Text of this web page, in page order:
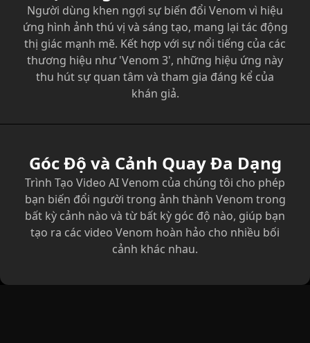
Người dùng khen ngợi sự biến đổi Venom vì hiệu
ứng hình ảnh thú vị và sáng tạo, mang lại tác động
thị giác mạnh mẽ. Kết hợp với sự nổi tiếng của các
thương hiệu như 'Venom 3', những hiệu ứng này
thu hút sự quan tâm và tham gia đáng kể của
khán giả.
Góc Độ và Cảnh Quay Đa Dạng
Trình Tạo Video AI Venom của chúng tôi cho phép
bạn biến đổi người trong ảnh thành Venom trong
bất kỳ cảnh nào và từ bất kỳ góc độ nào, giúp bạn
tạo ra các video Venom hoàn hảo cho nhiều bối
cảnh khác nhau.